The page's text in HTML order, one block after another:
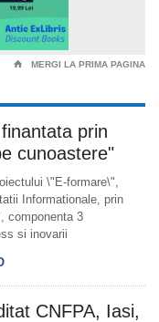
⌂ MERGI LA PRIMA PAGINA
prin
cunoastere"
\"E-formare\",
Informationale, prin
componenta 3
si inovarii
CNFPA, Iasi,